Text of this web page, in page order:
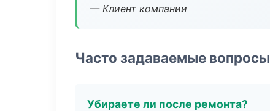
— Клиент компании
Часто задаваемые вопросы
Убираете ли после ремонта?